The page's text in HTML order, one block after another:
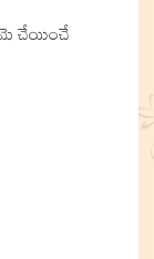
చేయించే